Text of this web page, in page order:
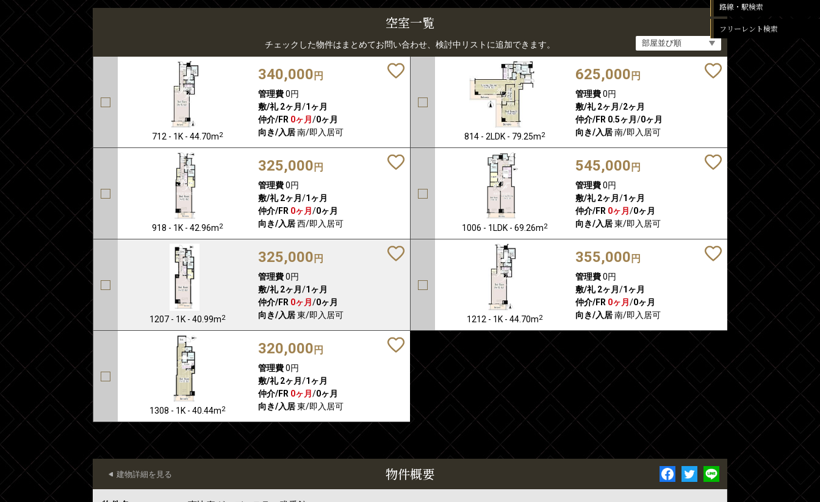
空室一覧
チェックした物件はまとめてお問い合わせ、検討中リストに追加できます。
712 - 1K - 44.70m2
340,000 円
管理費0円
敷/礼 2ヶ月 /1ヶ月
仲介/FR 0ヶ月 /0ヶ月
向き/入居南/即入居可 814 - 2LDK - 79.25m2
625,000 円
管理費0円
敷/礼 2ヶ月 /2ヶ月
仲介/FR 0.5ヶ月 /0ヶ月
向き/入居南/即入居可
918 - 1K - 42.96m2
325,000 円
管理費0円
敷/礼 2ヶ月 /1ヶ月
仲介/FR 0ヶ月 /0ヶ月
向き/入居西/即入居可 1006 - 1LDK - 69.26m2
545,000 円
管理費0円
敷/礼 2ヶ月 /1ヶ月
仲介/FR 0ヶ月 /0ヶ月
向き/入居東/即入居可
1207 - 1K - 40.99m2
325,000 円
管理費0円
敷/礼 2ヶ月 /1ヶ月
仲介/FR 0ヶ月 /0ヶ月
向き/入居東/即入居可 1212 - 1K - 44.70m2
355,000 円
管理費0円
敷/礼 2ヶ月 /1ヶ月
仲介/FR 0ヶ月 /0ヶ月
向き/入居南/即入居可
1308 - 1K - 40.44m2
320,000 円
管理費0円
敷/礼 2ヶ月 /1ヶ月
仲介/FR 0ヶ月 /0ヶ月
向き/入居東/即入居可
物件概要
建物詳細を見る
路線・駅検索
フリーレント検索